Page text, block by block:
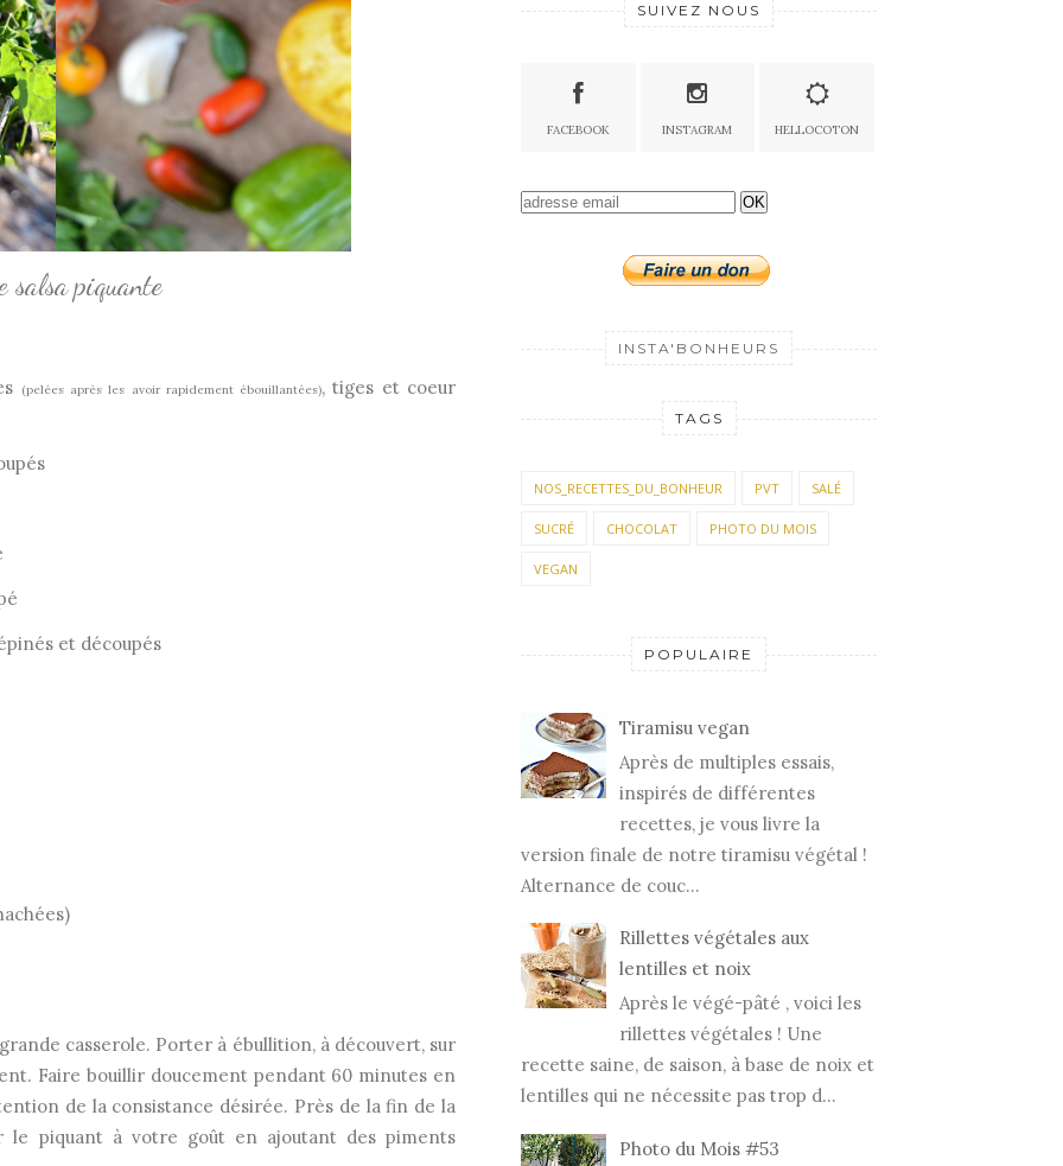
salsa piquante
(pelées après les avoir rapidement ébouillantées), tiges et coeur
et découpés
casserole. Porter à ébullition, à découvert, sur
Faire bouillir doucement pendant 60 minutes en
de la consistance désirée. Près de la fin de la
le piquant à votre goût en ajoutant des piments
SUIVEZ NOUS
FACEBOOK INSTAGRAM HELLOCOTON
OK
INSTA'BONHEURS
TAGS
NOS_RECETTES_DU_BONHEUR PVT SALÉ
SUCRÉ CHOCOLAT PHOTO DU MOIS
VEGAN
POPULAIRE
Tiramisu vegan
Après de multiples essais,
inspirés de différentes
recettes, je vous livre la
version finale de notre tiramisu végétal !
Alternance de couc...
Rillettes végétales aux
lentilles et noix
Après le végé-pâté , voici les
rillettes végétales ! Une
recette saine, de saison, à base de noix et
lentilles qui ne nécessite pas trop d...
Photo du Mois #53